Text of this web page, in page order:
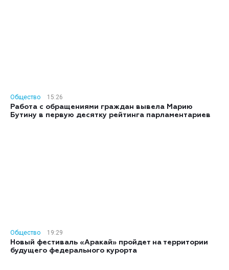
Общество
15:26
Работа с обращениями граждан вывела Марию
Бутину в первую десятку рейтинга парламентариев
Общество
19:29
Новый фестиваль «Аракай» пройдет на территории
будущего федерального курорта